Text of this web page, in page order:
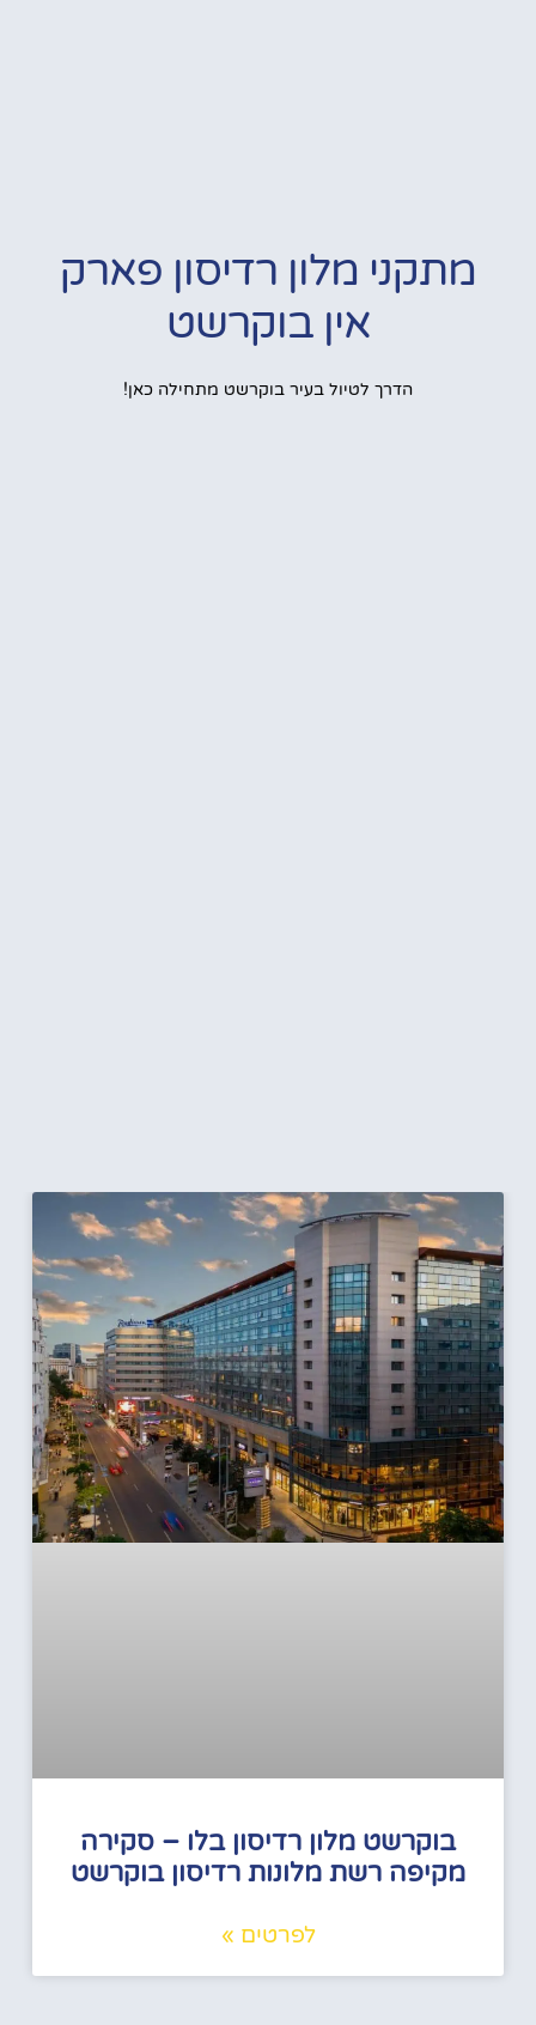
מתקני מלון רדיסון פארק
אין בוקרשט
הדרך לטיול בעיר בוקרשט מתחילה כאן!
בוקרשט מלון רדיסון בלו – סקירה
מקיפה רשת מלונות רדיסון בוקרשט
לפרטים »